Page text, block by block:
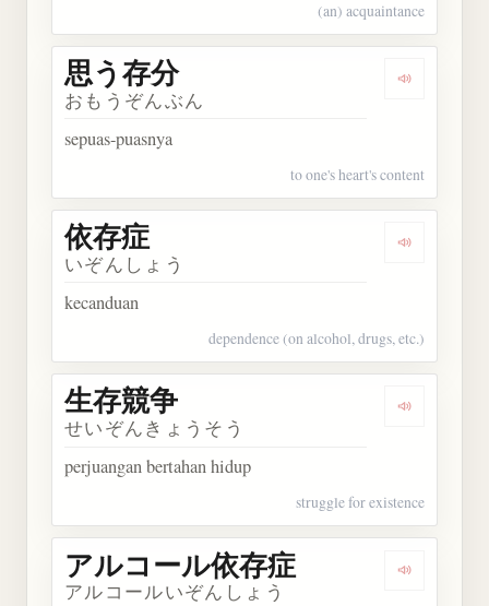
(an) acquaintance
Dengarkan
思う存分
おもうぞんぶん
sepuas-puasnya
to one's heart's content
Dengarkan
依存症
いぞんしょう
kecanduan
dependence (on alcohol, drugs, etc.)
Dengarkan
生存競争
せいぞんきょうそう
perjuangan bertahan hidup
struggle for existence
Dengarkan
アルコール依存症
アルコールいぞんしょう